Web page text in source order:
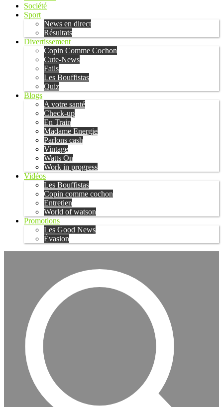
Société
Sport
News en direct
Résultats
Divertissement
Copin Comme Cochon
Cute-News
Fails
Les Bouffistas
Quiz
Blogs
A votre santé
Check-up
En Train
Madame Energie
Parlons cash
Vintage
Watts On
Work in progress
Vidéos
Les Bouffistas
Copin comme cochon
Entretien
World of watson
Promotions
Les Good News
Évasion